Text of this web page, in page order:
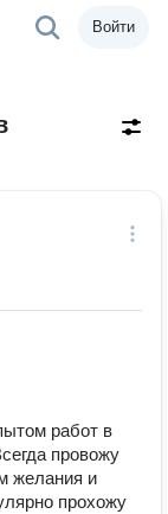
Войти
работ в
провожу
желания и
прохожу